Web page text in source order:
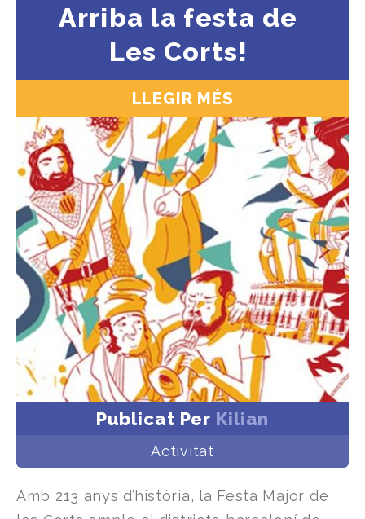
Arriba la festa de
Les Corts!
LLEGIR MÉS
Publicat Per Kilian
Activitat
Amb 213 anys d’història, la Festa Major de